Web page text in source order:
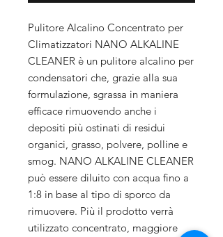
Pulitore Alcalino Concentrato per
Climatizzatori NANO ALKALINE
CLEANER è un pulitore alcalino per
condensatori che, grazie alla sua
formulazione, sgrassa in maniera
efficace rimuovendo anche i
depositi più ostinati di residui
organici, grasso, polvere, polline e
smog. NANO ALKALINE CLEANER
può essere diluito con acqua fino a
1:8 in base al tipo di sporco da
rimuovere. Più il prodotto verrà
utilizzato concentrato, maggiore